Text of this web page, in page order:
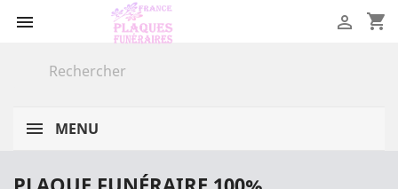
 shopping_cart

MENU